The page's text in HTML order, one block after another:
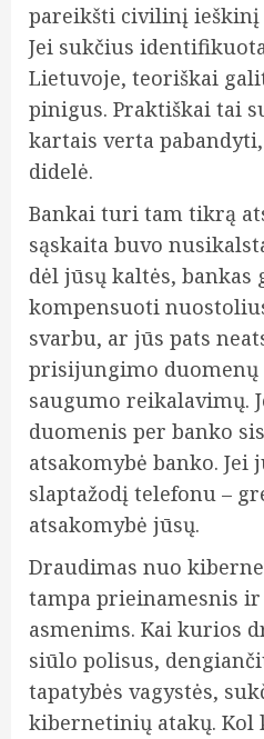
pareikšti civilinį ieškinį
Jei sukčius
Lietuvoje, teoriškai
pinigus. Praktiškai tai
kartais verta
didelė.
Bankai turi tam tikrą
sąskaita buvo
dėl jūsų kaltės,
kompensuoti
svarbu, ar jūs pats
prisijungimo duomenų
saugumo reikalavimų.
duomenis per banko
atsakomybė banko. Jei
slaptažodį telefonu –
atsakomybė jūsų.
Draudimas nuo
tampa prieinamesnis
asmenims. Kai kurios
siūlo polisus,
tapatybės vagystės,
kibernetinių atakų. Kol